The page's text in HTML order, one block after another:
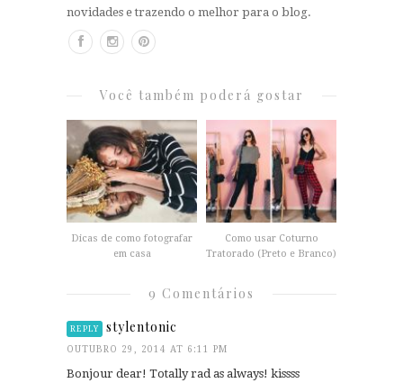
novidades e trazendo o melhor para o blog.
Você também poderá gostar
Dicas de como fotografar
em casa
Como usar Coturno
Tratorado (Preto e Branco)
9 Comentários
REPLY stylentonic
OUTUBRO 29, 2014 AT 6:11 PM
Bonjour dear! Totally rad as always! kissss